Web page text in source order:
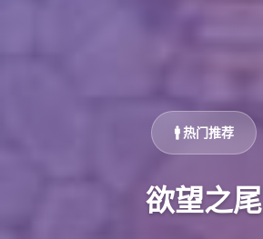
🚹 热门推荐
欲望之尾